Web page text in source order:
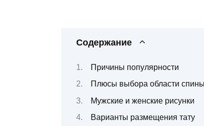
Содержание
Причины популярности
Плюсы выбора области спины
Мужские и женские рисунки
Варианты размещения тату